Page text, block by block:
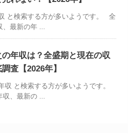
と検索する方が多いようです。 全
、最新の年 ...
の年収は？全盛期と現在の収
査【2026年】
収 と検索する方が多いようです。
収、最新の ...